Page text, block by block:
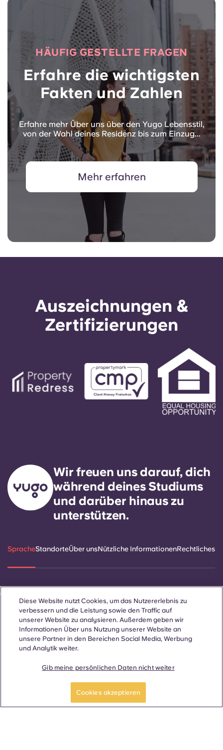
HÄUFIG GESTELLTE FRAGEN
Erfahre die wichtigsten
Fakten und Zahlen
Erfahre mehr Über uns über den Yugo Lebensstil,
von der Wahl deines Residenz bis zum Einzug...
Mehr erfahren
Auszeichnungen &
Zertifizierungen
Wir freuen uns darauf, dich
während deines Studiums
und darüber hinaus zu
unterstützen.
SpracheStandorteÜber unsNützliche InformationenRechtliches
Kontakt
© 2026. Alle Rechte vorbehalten.
Diese Website nutzt Cookies, um das Nutzererlebnis zu
verbessern und die Leistung sowie den Traffic auf
unserer Website zu analysieren. Außerdem geben wir
Informationen Über uns Nutzung unserer Website an
unsere Partner in den Bereichen Social Media, Werbung
und Analytik weiter.
Gib meine persönlichen Daten nicht weiter
Cookies akzeptieren